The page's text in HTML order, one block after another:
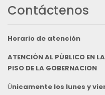
Contáctenos
Horario de atención
ATENCIÓN AL PÚBLICO EN
PISO DE LA GOBERNACION
Únicamente los lunes y